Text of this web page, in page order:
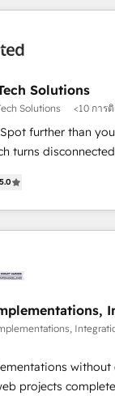
how. We know
we dive in to
challenges to
and fun to work
success is our
we’ll
growing your
make HubSpot work
Solutions
Solutions <10 การ
further than
turns
RevOps
to help
smarter
& Migration ·
· GTM
ready to elevate
“just your CRM” to
talk.
5.0
projects completed on